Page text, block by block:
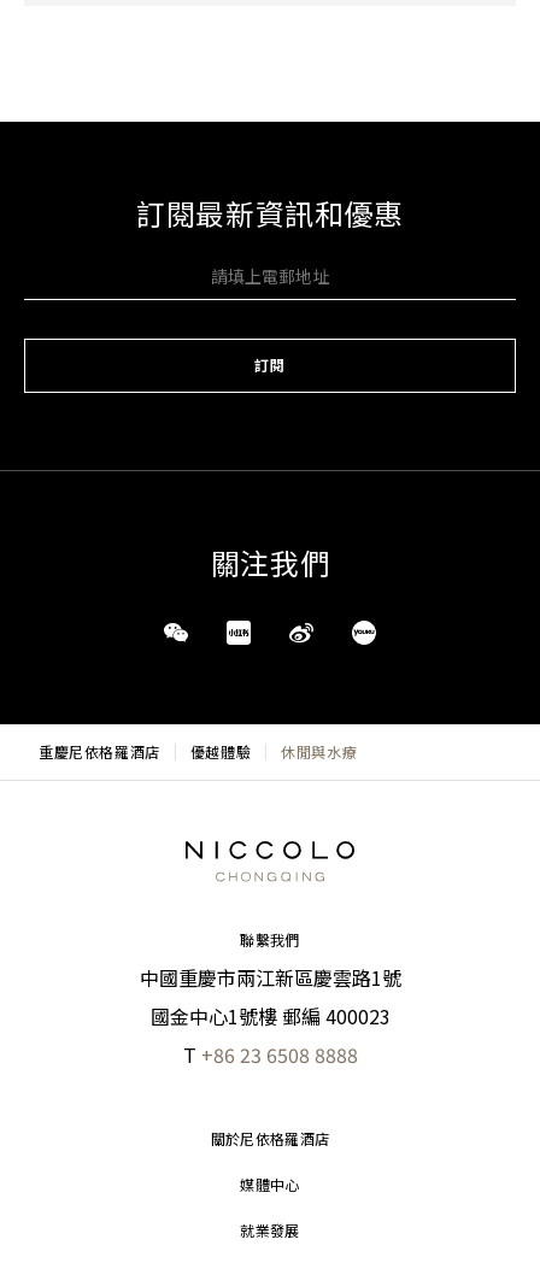
訂閱最新資訊和優惠
訂閱
關注我們
重慶尼依格羅酒店 優越體驗 休閒與水療
聯繫我們
中國重慶市兩江新區慶雲路1號
國金中心1號樓 郵編 400023
T +86 23 6508 8888
關於尼依格羅酒店
媒體中心
就業發展